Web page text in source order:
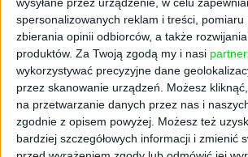
wysyłane przez urządzenie, w celu
spersonalizowanych reklam i treści,
zbierania opinii odbiorców, a także
produktów. Za Twoją zgodą my i nasi
wykorzystywać precyzyjne dane
przez skanowanie urządzeń. Możesz
na przetwarzanie danych przez nas i
zgodnie z opisem powyżej. Możesz też
bardziej szczegółowych informacji i zmienić
dostęp do AI
Companion
W ramach inicjatywy Brainly
do udostępnienia darmowego
swojego AI Learning Companion